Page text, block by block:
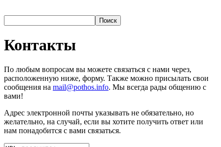
Контакты
По любым вопросам вы можете связаться с нами через,
расположенную ниже, форму. Также можно присылать свои
сообщения на mail@pothos.info. Мы всегда рады общению с
вами!
Адрес электронной почты указывать не обязательно, но
желательно, на случай, если вы хотите получить ответ или
нам понадобится с вами связаться.